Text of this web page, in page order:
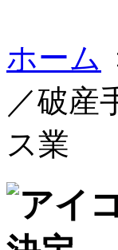
ホーム
／破
ス業